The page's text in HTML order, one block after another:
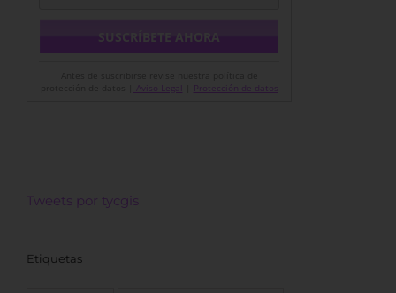
Aviso Legal Protección de datos
Tweets por tycgis
Etiquetas